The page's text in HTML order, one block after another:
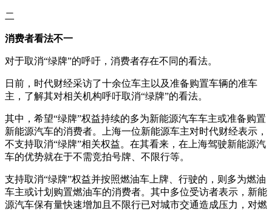
二
消费者看法不一
对于取消“绿牌”的呼吁，消费者存在不同的看法。
日前，时代财经采访了十余位车主以及准备购置车辆的准车
主，了解其对相关机构呼吁取消“绿牌”的看法。
其中，希望“绿牌”权益持续的多为新能源汽车车主或准备购置
新能源汽车的消费者。上海一位新能源车主对时代财经表示，
不支持取消“绿牌”相关权益。在其看来，在上海驾驶新能源汽
车的优势就在于不需竞拍号牌、不限行等。
支持取消“绿牌”权益并按照燃油车上牌、行驶的，则多为燃油
车主或计划购置燃油车的消费者。其中多位受访者表示，新能
源汽车保有量快速增加且不限行已对城市交通造成压力，对燃